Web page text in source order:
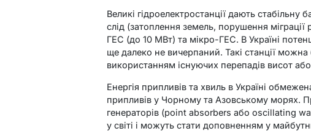
Великі гідроелектростанції дають стабільну
слід (затоплення земель, порушення
ГЕС (до 10 МВт) та мікро-ГЕС. В Україні
ще далеко не вичерпаний. Такі станції
використанням існуючих перепадів висот
Енергія припливів та хвиль в Україні
припливів у Чорному та Азовському морях.
генераторів (point absorbers або oscillating
у світі і можуть стати доповненням у